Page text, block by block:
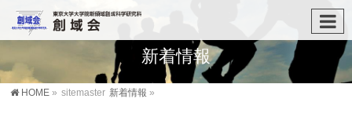
新着情報
HOME » sitemaster 新着情報 »